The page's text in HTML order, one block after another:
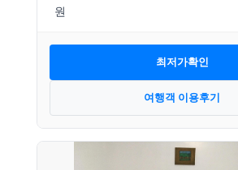
최저가확인
여행객 이용후기